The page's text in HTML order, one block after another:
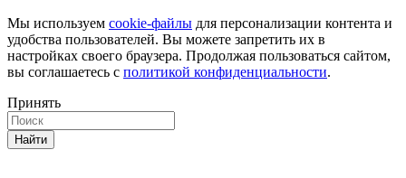
Мы используем cookie-файлы для персонализации контента и
удобства пользователей. Вы можете запретить их в
настройках своего браузера. Продолжая пользоваться сайтом,
вы соглашаетесь с политикой конфиденциальности.
Принять
Найти